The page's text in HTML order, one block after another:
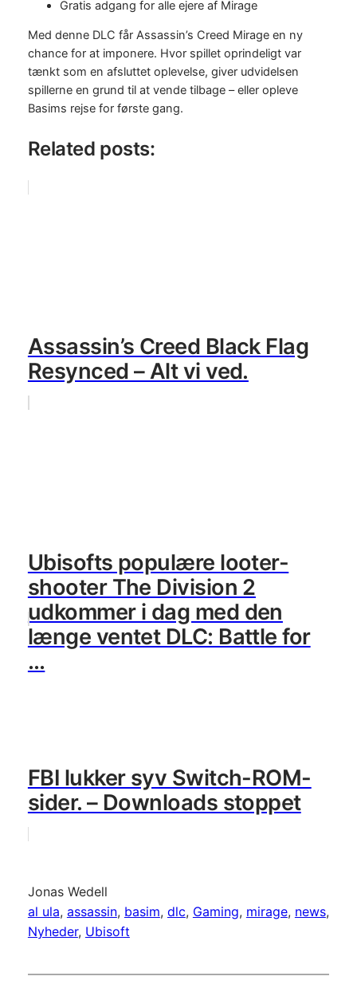
Gratis adgang for alle ejere af Mirage
Med denne DLC får Assassin’s Creed Mirage en ny
chance for at imponere. Hvor spillet oprindeligt var
tænkt som en afsluttet oplevelse, giver udvidelsen
spillerne en grund til at vende tilbage – eller opleve
Basims rejse for første gang.
Related posts:
Assassin’s Creed Black Flag
Resynced – Alt vi ved.
Ubisofts populære looter-
shooter The Division 2
udkommer i dag med den
længe ventet DLC: Battle for
…
FBI lukker syv Switch-ROM-
sider. – Downloads stoppet
Jonas Wedell
al ula, assassin, basim, dlc, Gaming, mirage, news
Nyheder, Ubisoft